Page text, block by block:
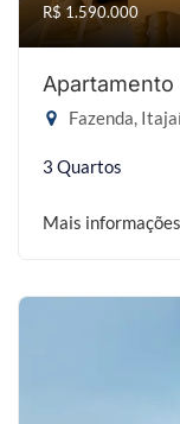
R$ 1.590.000
Apartamento
Fazenda,
3 Quartos
Mais informações